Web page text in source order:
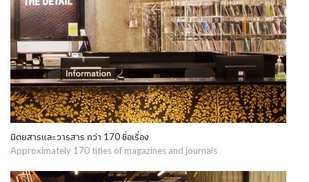
นิตยสารและวารสาร กว่า 170 ชื่อเรื่อง
Approximately 170 titles of magazines and journals